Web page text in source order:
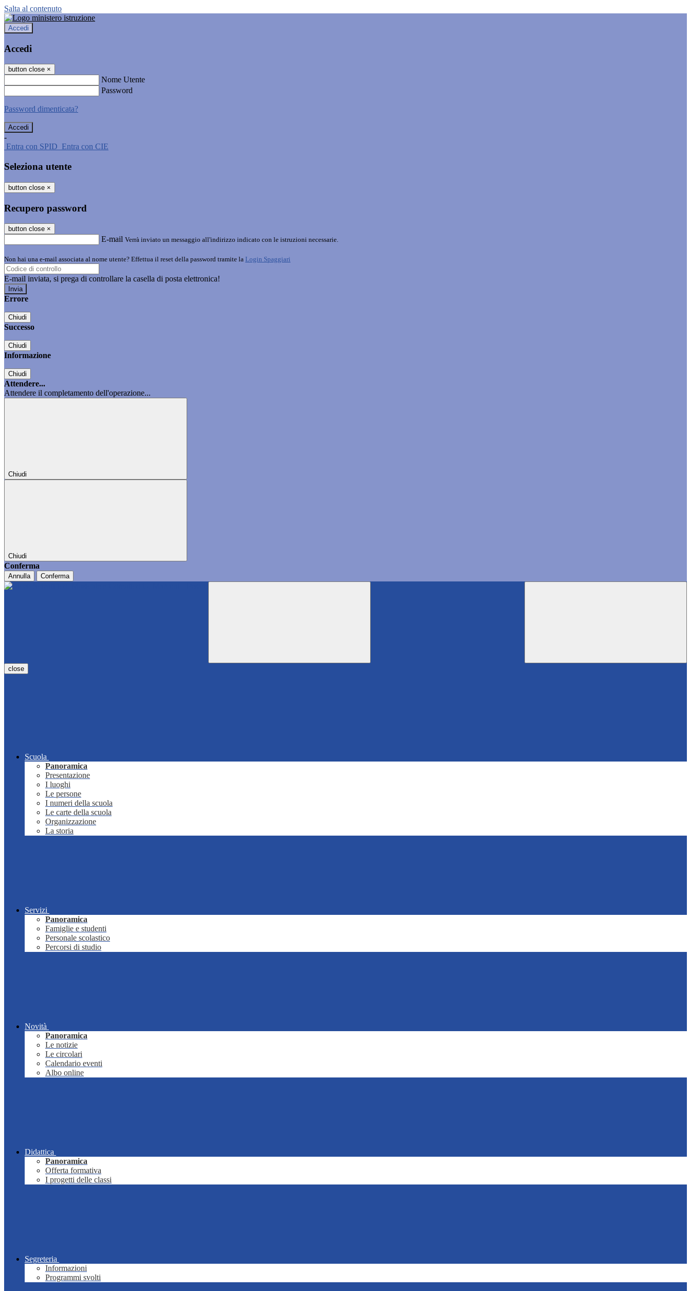
Salta al contenuto
Accedi
Accedi
button close ×
Nome Utente
Password
Password dimenticata?
-
Entra con SPID Entra con CIE
Seleziona utente
button close ×
Recupero password
button close ×
E-mail Verrà inviato un messaggio all'indirizzo indicato con le istruzioni necessarie.
Non hai una e-mail associata al nome utente? Effettua il reset della password tramite la Login Spaggiari
E-mail inviata, si prega di controllare la casella di posta elettronica!
Errore
Chiudi
Successo
Chiudi
Informazione
Chiudi
Attendere...
Attendere il completamento dell'operazione...
Chiudi
Chiudi
Conferma
Annulla Conferma
close
Scuola
Panoramica
Presentazione
I luoghi
Le persone
I numeri della scuola
Le carte della scuola
Organizzazione
La storia
Servizi
Panoramica
Famiglie e studenti
Personale scolastico
Percorsi di studio
Novità
Panoramica
Le notizie
Le circolari
Calendario eventi
Albo online
Didattica
Panoramica
Offerta formativa
I progetti delle classi
Segreteria
Informazioni
Programmi svolti